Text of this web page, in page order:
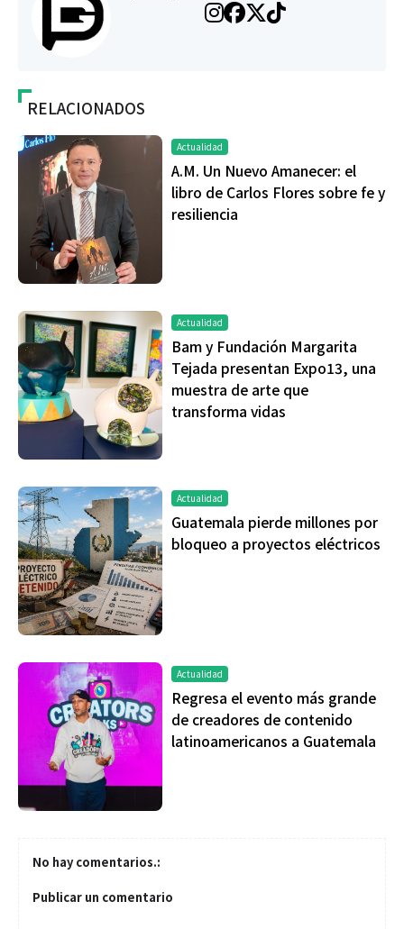
RELACIONADOS
Actualidad
A.M. Un Nuevo Amanecer: el
libro de Carlos Flores sobre fe y
resiliencia
Actualidad
Bam y Fundación Margarita
Tejada presentan Expo13, una
muestra de arte que
transforma vidas
Actualidad
Guatemala pierde millones por
bloqueo a proyectos eléctricos
Actualidad
Regresa el evento más grande
de creadores de contenido
latinoamericanos a Guatemala
No hay comentarios.:
Publicar un comentario